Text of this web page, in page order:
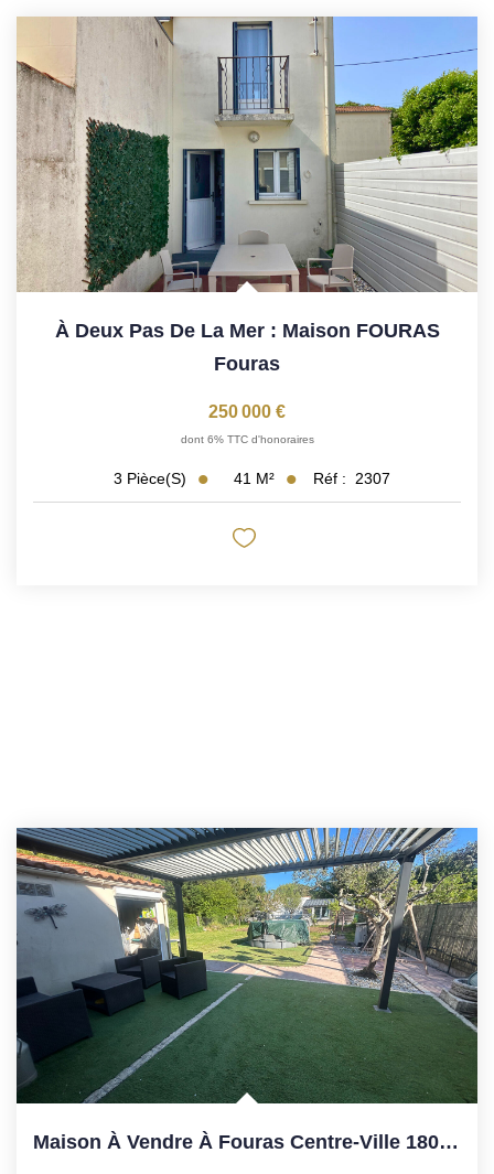
À Deux Pas De La Mer : Maison FOURAS
Fouras
250 000 €
dont 6% TTC d'honoraires
3 Pièce(s) 41 M² Réf : 2307
Maison À Vendre À Fouras Centre-Ville 180 M² 4 Chambres...